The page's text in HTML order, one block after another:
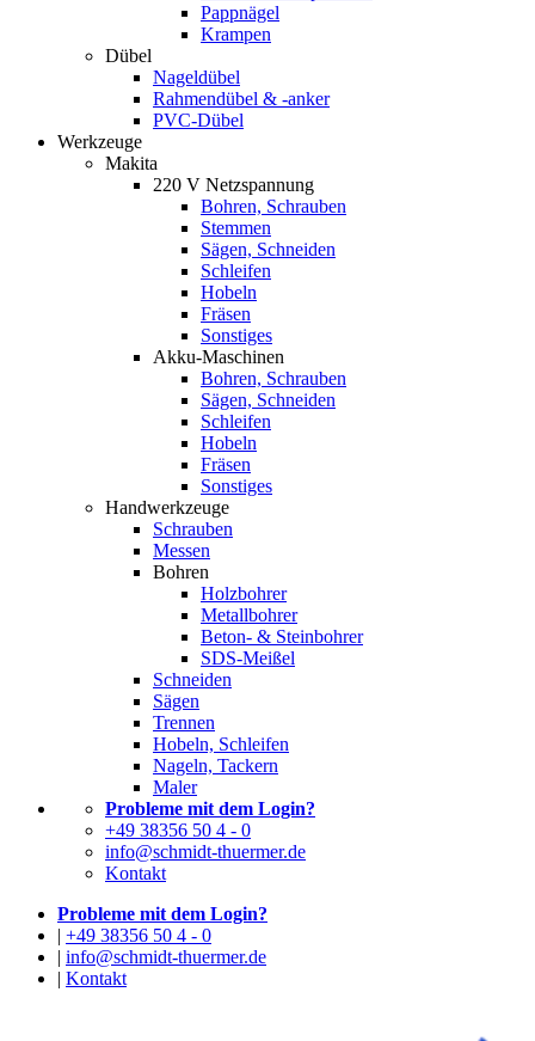
Pappnägel
Krampen
Dübel
Nageldübel
Rahmendübel & -anker
PVC-Dübel
Werkzeuge
Makita
220 V Netzspannung
Bohren, Schrauben
Stemmen
Sägen, Schneiden
Schleifen
Hobeln
Fräsen
Sonstiges
Akku-Maschinen
Bohren, Schrauben
Sägen, Schneiden
Schleifen
Hobeln
Fräsen
Sonstiges
Handwerkzeuge
Schrauben
Messen
Bohren
Holzbohrer
Metallbohrer
Beton- & Steinbohrer
SDS-Meißel
Schneiden
Sägen
Trennen
Hobeln, Schleifen
Nageln, Tackern
Maler
Probleme mit dem Login?
+49 38356 50 4 - 0
info@schmidt-thuermer.de
Kontakt
Probleme mit dem Login?
| +49 38356 50 4 - 0
| info@schmidt-thuermer.de
| Kontakt